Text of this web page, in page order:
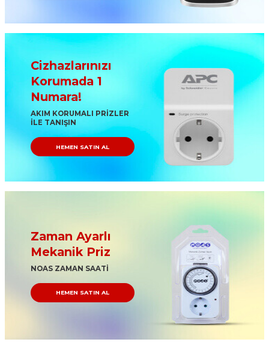
Cizhazlarınızı
Korumada 1
Numara!
AKIM KORUMALI PRİZLER
İLE TANIŞIN
HEMEN SATIN AL
Zaman Ayarlı
Mekanik Priz
NOAS ZAMAN SAATİ
HEMEN SATIN AL